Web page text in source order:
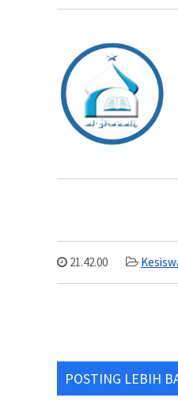
21.42.00
POSTING LEBIH